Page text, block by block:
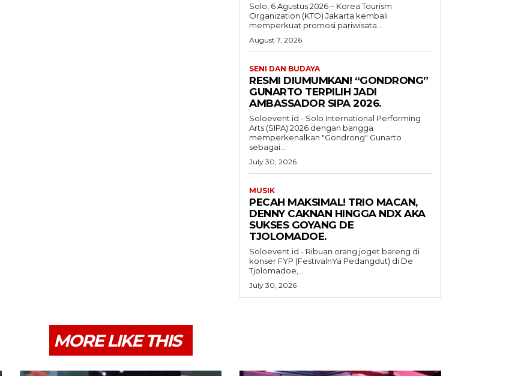
Solo, 6 Agustus 2026 – Korea Tourism
Organization (KTO) Jakarta kembali
memperkuat promosi pariwisata...
August 7, 2026
SENI DAN BUDAYA
RESMI DIUMUMKAN! “GONDRONG”
GUNARTO TERPILIH JADI
AMBASSADOR SIPA 2026.
Soloevent.id - Solo International Performing
Arts (SIPA) 2026 dengan bangga
memperkenalkan "Gondrong" Gunarto
sebagai...
July 30, 2026
MUSIK
PECAH MAKSIMAL! TRIO MACAN,
DENNY CAKNAN HINGGA NDX AKA
SUKSES GOYANG DE
TJOLOMADOE.
Soloevent.id - Ribuan orang joget bareng di
konser FYP (FestivalnYa Pedangdut) di De
Tjolomadoe,...
July 30, 2026
MORE LIKE THIS